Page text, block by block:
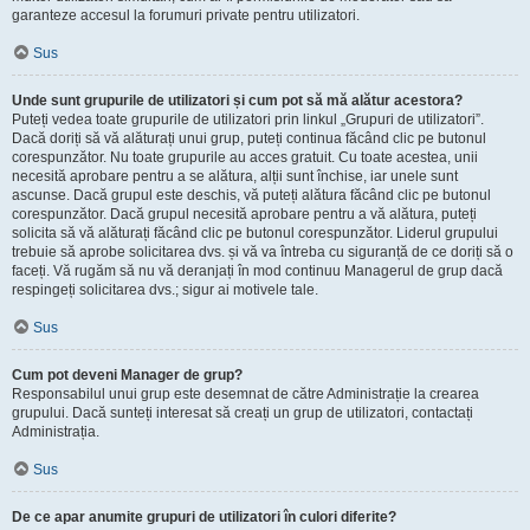
garanteze accesul la forumuri private pentru utilizatori.
Sus
Unde sunt grupurile de utilizatori și cum pot să mă alătur acestora?
Puteți vedea toate grupurile de utilizatori prin linkul „Grupuri de utilizatori”.
Dacă doriți să vă alăturați unui grup, puteți continua făcând clic pe butonul
corespunzător. Nu toate grupurile au acces gratuit. Cu toate acestea, unii
necesită aprobare pentru a se alătura, alții sunt închise, iar unele sunt
ascunse. Dacă grupul este deschis, vă puteți alătura făcând clic pe butonul
corespunzător. Dacă grupul necesită aprobare pentru a vă alătura, puteți
solicita să vă alăturați făcând clic pe butonul corespunzător. Liderul grupului
trebuie să aprobe solicitarea dvs. și vă va întreba cu siguranță de ce doriți să o
faceți. Vă rugăm să nu vă deranjați în mod continuu Managerul de grup dacă
respingeți solicitarea dvs.; sigur ai motivele tale.
Sus
Cum pot deveni Manager de grup?
Responsabilul unui grup este desemnat de către Administrație la crearea
grupului. Dacă sunteți interesat să creați un grup de utilizatori, contactați
Administrația.
Sus
De ce apar anumite grupuri de utilizatori în culori diferite?